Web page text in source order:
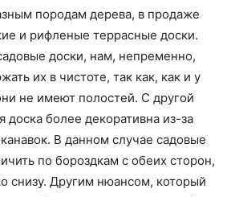
породам дерева, в продаже
и рифленые террасные доски.
доски, нам, непременно,
их в чистоте, так как, как и у
не имеют полостей. С другой
доска более декоративна из-за
В данном случае садовые
по бороздкам с обеих сторон,
снизу. Другим нюансом, который